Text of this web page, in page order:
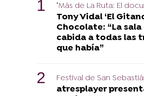
‘Más de La Ruta: El
Tony Vidal ‘El
Chocolate: “La sala
cabida a todas las
que había”
Festival de San
atresplayer